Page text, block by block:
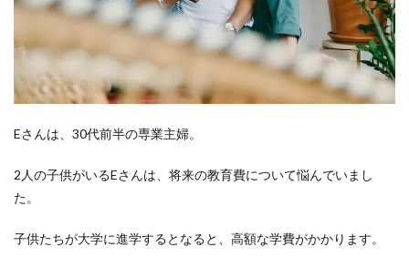
Eさんは、30代前半の専業主婦。
2人の子供がいるEさんは、将来の教育費について悩んでいまし
た。
子供たちが大学に進学するとなると、高額な学費がかかります。